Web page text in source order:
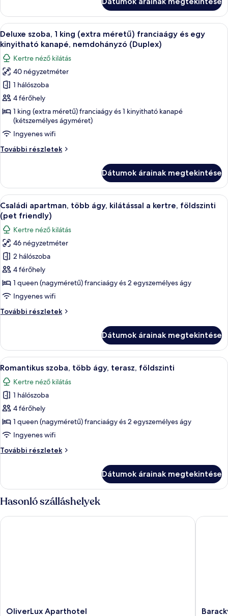
és
egy
kinyitható
kanapé,
erkély,
kilátással
a
kertre
(extra
méretű)
franciaágy
és
egy
kinyitható
kanapé,
erkély,
kilátással
a
további
részletei
A
következő
szoba
összes
képének
megtekintése:
Deluxe
szoba,
king
(extra
és
egy
kinyitható
kanapé,
nemdohányzó
(Duplex)
Egy hagyományos berendezésű
14
Deluxe szoba, 1 king (extra méretű) franciaágy és egy
kinyitható kanapé, nemdohányzó (Duplex)
Kertre néző kilátás
40 négyzetméter
1 hálószoba
4 férőhely
1 king (extra méretű) franciaágy és 1 kinyitható kanapé
(kétszemélyes ágyméret)
Ingyenes wifi
További részletek
Deluxe
(extra
méretű)
franciaágy
és
egy
kinyitható
kanapé,
nemdohányzó
(Duplex)
további
Dátumok árainak megtekintése
A
következő
szoba
összes
képének
megtekintése:
Családi
apartman,
több
kilátással
földszinti
(pet
friendly)
Egy zöld, kör alakú kandallóval, egy
15
Családi apartman, több ágy, kilátással a kertre, földszinti
(pet friendly)
Kertre néző kilátás
46 négyzetméter
2 hálószoba
4 férőhely
1 queen (nagyméretű) franciaágy és 2 egyszemélyes ágy
Ingyenes wifi
További részletek
Családi
kilátással
kertre,
(pet
friendly)
részletei
Dátumok árainak megtekintése
A
következő
szoba
összes
képének
megtekintése:
Romantikus
több
földszinti
Egy szállodai szoba, amelyben egy
9
Romantikus szoba, több ágy, terasz, földszinti
Kertre néző kilátás
1 hálószoba
4 férőhely
1 queen (nagyméretű) franciaágy és 2 egyszemélyes ágy
Ingyenes wifi
További részletek
Romantikus
terasz,
földszinti
további
Dátumok árainak megtekintése
Hasonló szálláshelyek
OliverLux
OliverLux Aparthotel
OliverLux Aparthotel